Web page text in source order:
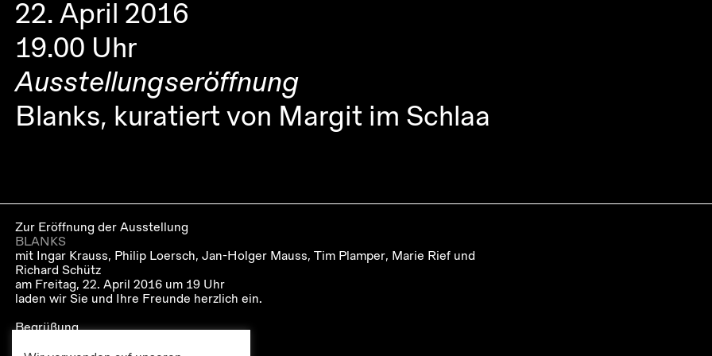
22. April 2016
19.00 Uhr
Ausstellungseröffnung
Blanks, kuratiert von Margit im Schlaa
Zur Eröffnung der Ausstellung
BLANKS
mit Ingar Krauss, Philip Loersch, Jan-Holger Mauss, Tim Plamper, Marie Rief und
Richard Schütz
am Freitag, 22. April 2016 um 19 Uhr
laden wir Sie und Ihre Freunde herzlich ein.
Begrüßung